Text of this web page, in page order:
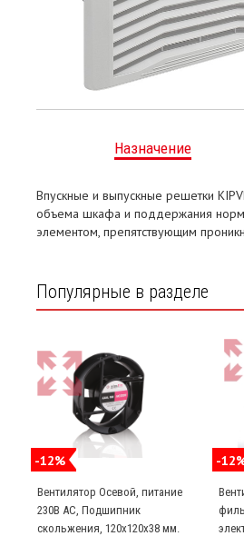
Назначение
Впускные и выпускные решетки
объема шкафа и поддержания
элементом, препятствующим
Популярные в разделе
-12%
Вентилятор Осевой, питание
230В АС, Подшипник
скольжения, 120x120x38 мм.
-